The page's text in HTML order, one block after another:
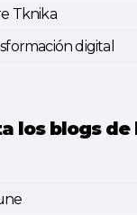
Tknika
digital
los blogs de